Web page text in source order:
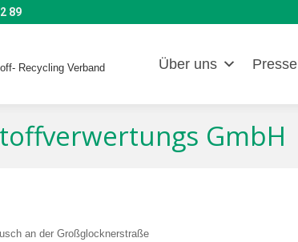
89
Über uns Presse
GmbH
an der Großglocknerstraße